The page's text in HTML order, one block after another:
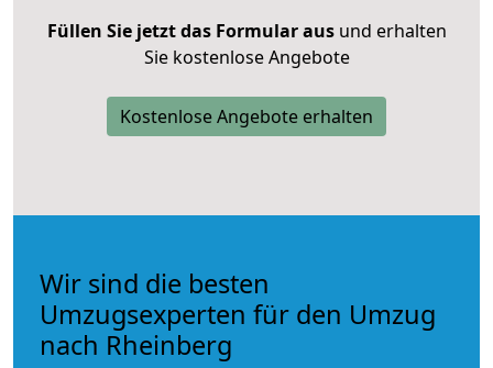
Füllen Sie jetzt das Formular ausund erhalten
Sie kostenlose Angebote
Kostenlose Angebote erhalten
Wir sind die besten
Umzugsexperten für den Umzug
nach Rheinberg